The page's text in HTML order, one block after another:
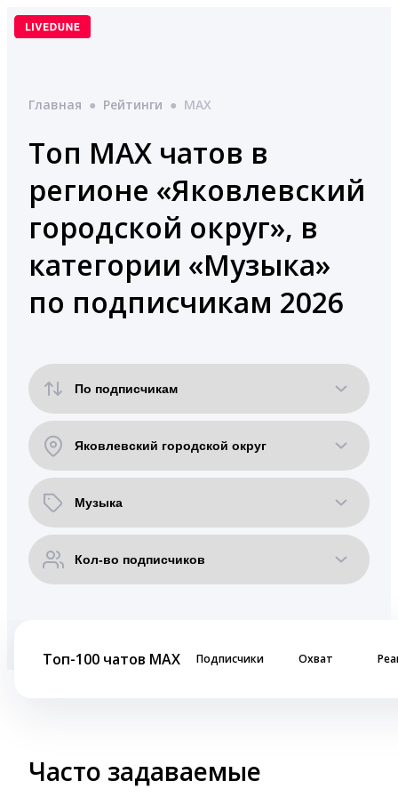
Перейти
Главная ● Рейтинги ● MAX
Топ MAX чатов в
регионе «Яковлевский
городской округ», в
категории «Музыка»
по подписчикам 2026
Топ-100 чатов MAX Подписчики Охват
Часто задаваемые